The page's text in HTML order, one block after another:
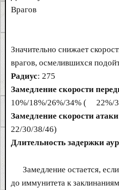
Врагов
Значительно снижает
врагов, осмелившихся
Радиус: 275
Замедление скорости
10%/18%/26%/34% (
22%/
Замедление скорости атаки
22/30/38/46)
Длительность задержки
Замедление остается,
до иммунитета к